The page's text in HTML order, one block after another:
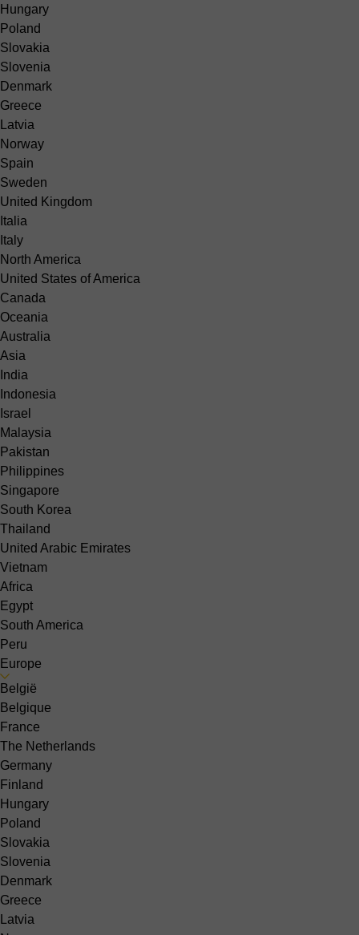
Hungary
Poland
Slovakia
Slovenia
Denmark
Greece
Latvia
Norway
Spain
Sweden
United Kingdom
Italia
Italy
North America
United States of America
Canada
Oceania
Australia
Asia
India
Indonesia
Israel
Malaysia
Pakistan
Philippines
Singapore
South Korea
Thailand
United Arabic Emirates
Vietnam
Africa
Egypt
South America
Peru
Europe
België
Belgique
France
The Netherlands
Germany
Finland
Hungary
Poland
Slovakia
Slovenia
Denmark
Greece
Latvia